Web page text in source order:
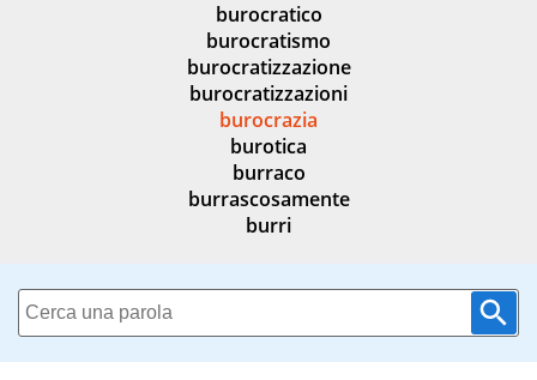
burocratico
burocratismo
burocratizzazione
burocratizzazioni
burocrazia
burotica
burraco
burrascosamente
burri